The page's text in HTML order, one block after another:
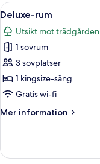
Öppna
alla
foton
för
Deluxe-
rum
4
Deluxe-rum
Utsikt mot trädgården
1 sovrum
3 sovplatser
1 kingsize-säng
Gratis wi-fi
Mer information
Mer
rum